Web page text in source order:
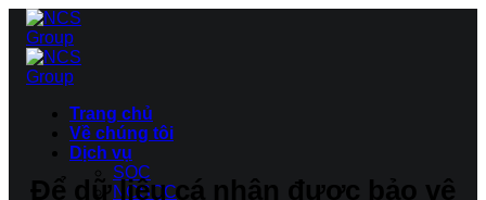
Bỏ
qua
nội
dung
Trang chủ
Về chúng tôi
Dịch vụ
SOC
NCSOC
Để dữ liệu cá nhân được bảo vệ